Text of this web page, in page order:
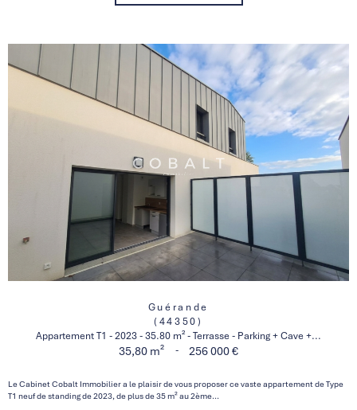
Guérande
(44350)
Appartement T1 - 2023 - 35.80 m² - Terrasse - Parking + Cave +...
35,80 m² - 256 000 €
Le Cabinet Cobalt Immobilier a le plaisir de vous proposer ce vaste appartement de Type
T1 neuf de standing de 2023, de plus de 35 m² au 2ème...